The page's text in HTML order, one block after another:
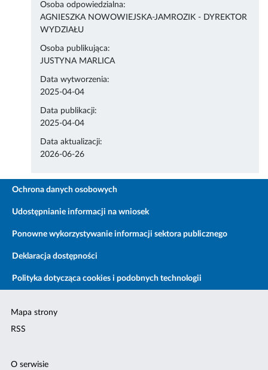
Osoba odpowiedzialna:
AGNIESZKA NOWOWIEJSKA-JAMROZIK - DYREKTOR
WYDZIAŁU
Osoba publikująca:
JUSTYNA MARLICA
Data wytworzenia:
2025-04-04
Data publikacji:
2025-04-04
Data aktualizacji:
2026-06-26
Ochrona danych osobowych
Udostępnianie informacji na wniosek
Ponowne wykorzystywanie informacji sektora publicznego
Deklaracja dostępności
Polityka dotycząca cookies i podobnych technologii
Mapa strony
RSS
O serwisie